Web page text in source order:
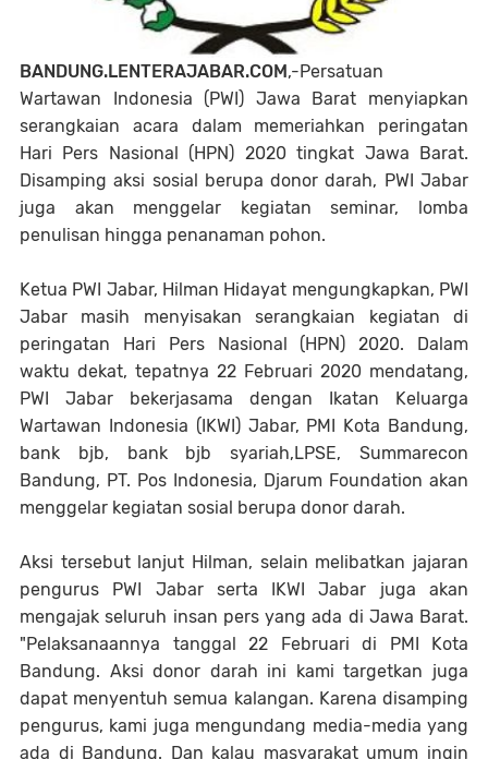
BANDUNG.LENTERAJABAR.COM,-Persatuan
Wartawan Indonesia (PWI) Jawa Barat menyiapkan
serangkaian acara dalam memeriahkan peringatan
Hari Pers Nasional (HPN) 2020 tingkat Jawa Barat.
Disamping aksi sosial berupa donor darah, PWI Jabar
juga akan menggelar kegiatan seminar, lomba
penulisan hingga penanaman pohon.
Ketua PWI Jabar, Hilman Hidayat mengungkapkan, PWI
Jabar masih menyisakan serangkaian kegiatan di
peringatan Hari Pers Nasional (HPN) 2020. Dalam
waktu dekat, tepatnya 22 Februari 2020 mendatang,
PWI Jabar bekerjasama dengan Ikatan Keluarga
Wartawan Indonesia (IKWI) Jabar, PMI Kota Bandung,
bank bjb, bank bjb syariah,LPSE, Summarecon
Bandung, PT. Pos Indonesia, Djarum Foundation akan
menggelar kegiatan sosial berupa donor darah.
Aksi tersebut lanjut Hilman, selain melibatkan jajaran
pengurus PWI Jabar serta IKWI Jabar juga akan
mengajak seluruh insan pers yang ada di Jawa Barat.
"Pelaksanaannya tanggal 22 Februari di PMI Kota
Bandung. Aksi donor darah ini kami targetkan juga
dapat menyentuh semua kalangan. Karena disamping
pengurus, kami juga mengundang media-media yang
ada di Bandung. Dan kalau masyarakat umum ingin